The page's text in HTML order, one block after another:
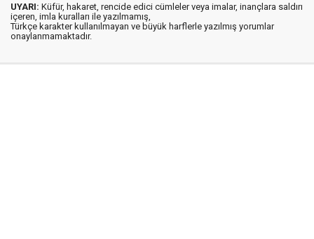
UYARI: Küfür, hakaret, rencide edici cümleler veya imalar, inançlara saldırı
içeren, imla kuralları ile yazılmamış,
Türkçe karakter kullanılmayan ve büyük harflerle yazılmış yorumlar
onaylanmamaktadır.